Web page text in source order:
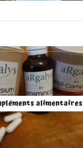
alimentaires